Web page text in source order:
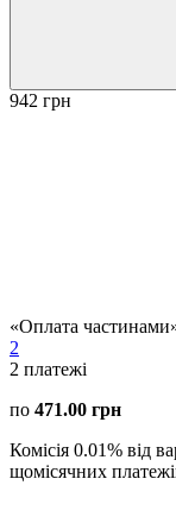
942 грн
«Оплата
2
2 платежі
по 471.00 грн
Комісія 0.01% від
щомісячних